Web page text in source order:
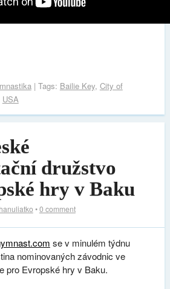
| Tags: Bailie Key, City of
USA
družstvo
hry v Baku
hanuliatko •0 comment
se v minulém týdnu
nominovaných závodnic ve
pro Evropské hry v Baku.